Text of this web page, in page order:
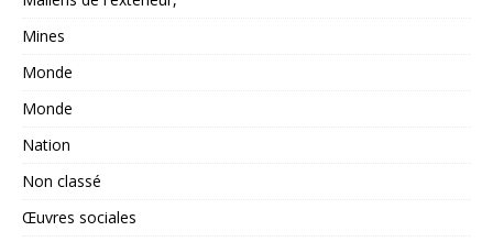
Mines
Monde
Monde
Nation
Non classé
Œuvres sociales